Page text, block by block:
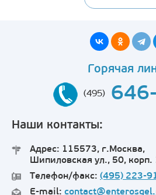
Горячая
(495)
Наши контакты:
Адрес: 115573, г.Москва,
Шипиловская ул., 50, корп.
Телефон/факс: (495) 223-
E-mail: